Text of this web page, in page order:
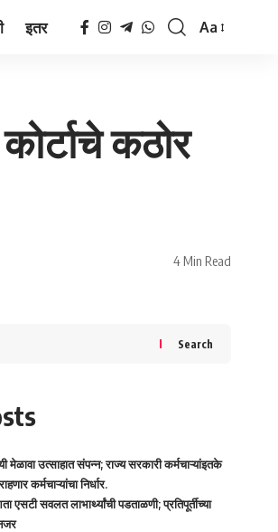
इतर
Font
Aa
कठोर
4 Min Read
Search
मेळावा उत्साहात संपन्न; राज्य सरकारी कर्मचाऱ्यांइतके
कर्मचाऱ्यांचा निर्धार.
एसटी सवलत लाभार्थ्यांची पडताळणी; प्रतिपूर्तीच्या